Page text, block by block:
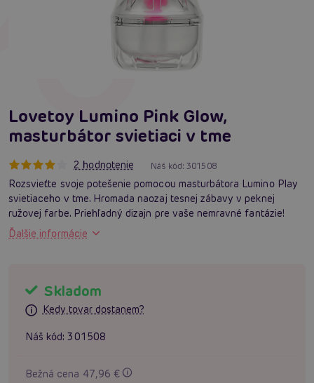
Lovetoy Lumino Pink Glow,
masturbátor svietiaci v tme
2 hodnotenie Náš kód:301508
Rozsvieťte svoje potešenie pomocou masturbátora Lumino Play
svietiaceho v tme. Hromada naozaj tesnej zábavy v peknej
ružovej farbe. Priehľadný dizajn pre vaše nemravné fantázie!
Ďalšie informácie
Skladom
Kedy tovar dostanem?
Náš kód: 301508
Bežná cena 47,96 €